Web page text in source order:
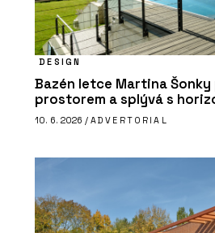
DESIGN
Bazén letce Martina Šonky
prostorem a splývá s
10. 6. 2026 / ADVERTORIAL